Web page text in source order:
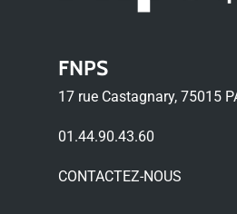
FNPS
17 rue Castagnary, 75015
01.44.90.43.60
CONTACTEZ-NOUS